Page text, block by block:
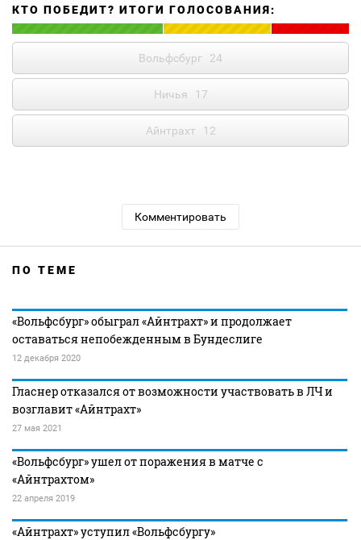
КТО ПОБЕДИТ? ИТОГИ ГОЛОСОВАНИЯ:
Вольфсбург 24
Ничья 17
Айнтрахт 12
Комментировать
ПО ТЕМЕ
«Вольфсбург» обыграл «Айнтрахт» и продолжает
оставаться непобежденным в Бундеслиге
12 декабря 2020
Гласнер отказался от возможности участвовать в ЛЧ и
возглавит «Айнтрахт»
27 мая 2021
«Вольфсбург» ушел от поражения в матче с
«Айнтрахтом»
22 апреля 2019
«Айнтрахт» уступил «Вольфсбургу»